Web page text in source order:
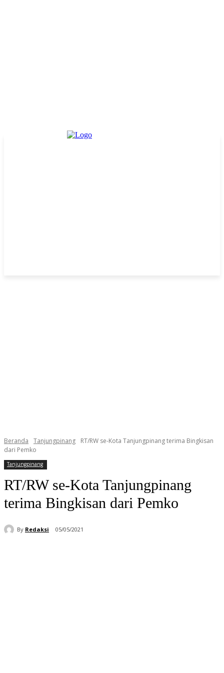
Beranda Tanjungpinang
RT/RW se-Kota Tanjungpinang terima Bingkisan
dari Pemko
Tanjungpinang
RT/RW se-Kota Tanjungpinang
terima Bingkisan dari Pemko
By Redaksi 05/05/2021